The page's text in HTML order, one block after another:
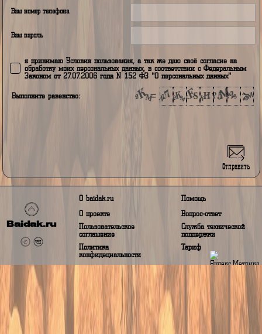
На данный момент времени комментариев нет
Авторизация
Адрес электронной почты
Ваш номер телефона
Ваш пароль
я принимаю Условия пользования, а так же даю своё согласие
обработку моих персональных данных, в соответствии с
Законом от 27.07.2006 года N 152 ФЗ "О персональных данных"
Выполните равенство: